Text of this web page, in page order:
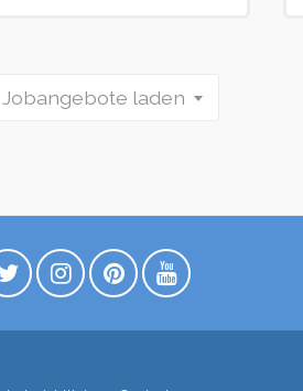
laden